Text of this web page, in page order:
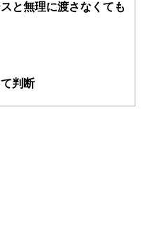
ンテンツを追求しています。
イナンシャルプランナー、弁
公認会計士、社会保険労務
者・監修者として迎え、むず
点です。
と無理に渡さなくても
判断